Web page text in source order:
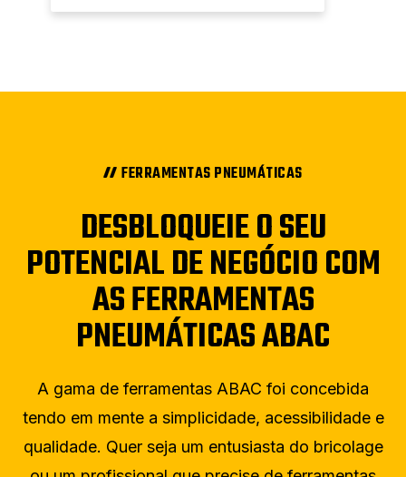
FERRAMENTAS PNEUMÁTICAS
DESBLOQUEIE O SEU
POTENCIAL DE NEGÓCIO COM
AS FERRAMENTAS
PNEUMÁTICAS ABAC
A gama de ferramentas ABAC foi concebida
tendo em mente a simplicidade, acessibilidade e
qualidade. Quer seja um entusiasta do bricolage